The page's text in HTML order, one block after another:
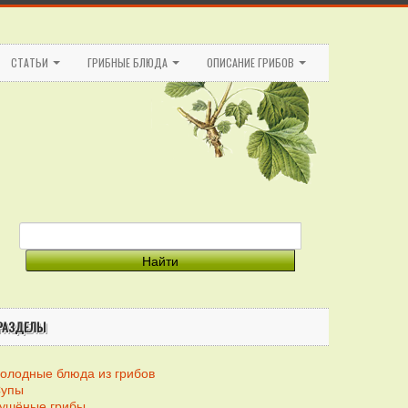
СТАТЬИ ГРИБНЫЕ БЛЮДА ОПИСАНИЕ ГРИБОВ
блюда из грибов